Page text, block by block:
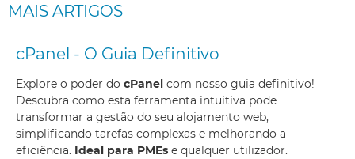
MAIS ARTIGOS
cPanel - O Guia Definitivo
Explore o poder do cPanel com nosso guia definitivo!
Descubra como esta ferramenta intuitiva pode
transformar a gestão do seu alojamento web,
simplificando tarefas complexas e melhorando a
eficiência. Ideal para PMEs e qualquer utilizador.